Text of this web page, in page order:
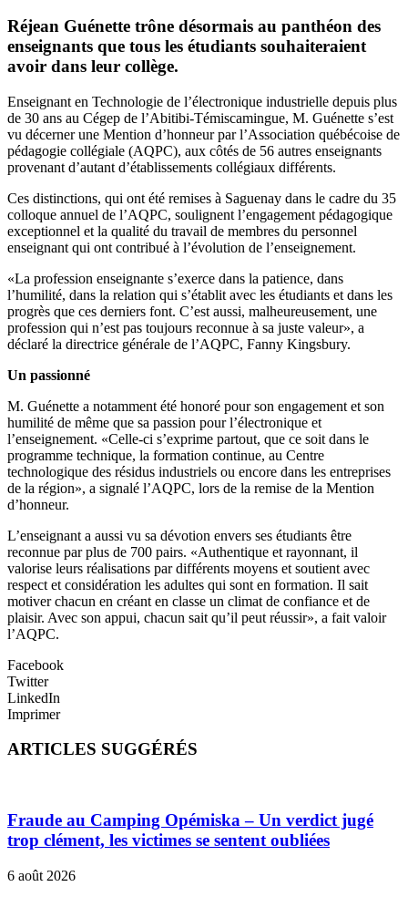
Réjean Guénette trône désormais au panthéon des
enseignants que tous les étudiants souhaiteraient
avoir dans leur collège.
Enseignant en Technologie de l’électronique industrielle depuis plus
de 30 ans au Cégep de l’Abitibi-Témiscamingue, M. Guénette s’est
vu décerner une Mention d’honneur par l’Association québécoise de
pédagogie collégiale (AQPC), aux côtés de 56 autres enseignants
provenant d’autant d’établissements collégiaux différents.
Ces distinctions, qui ont été remises à Saguenay dans le cadre du 35
colloque annuel de l’AQPC, soulignent l’engagement pédagogique
exceptionnel et la qualité du travail de membres du personnel
enseignant qui ont contribué à l’évolution de l’enseignement.
«La profession enseignante s’exerce dans la patience, dans
l’humilité, dans la relation qui s’établit avec les étudiants et dans les
progrès que ces derniers font. C’est aussi, malheureusement, une
profession qui n’est pas toujours reconnue à sa juste valeur», a
déclaré la directrice générale de l’AQPC, Fanny Kingsbury.
Un passionné
M. Guénette a notamment été honoré pour son engagement et son
humilité de même que sa passion pour l’électronique et
l’enseignement. «Celle-ci s’exprime partout, que ce soit dans le
programme technique, la formation continue, au Centre
technologique des résidus industriels ou encore dans les entreprises
de la région», a signalé l’AQPC, lors de la remise de la Mention
d’honneur.
L’enseignant a aussi vu sa dévotion envers ses étudiants être
reconnue par plus de 700 pairs. «Authentique et rayonnant, il
valorise leurs réalisations par différents moyens et soutient avec
respect et considération les adultes qui sont en formation. Il sait
motiver chacun en créant en classe un climat de confiance et de
plaisir. Avec son appui, chacun sait qu’il peut réussir», a fait valoir
l’AQPC.
Facebook
Twitter
LinkedIn
Imprimer
ARTICLES SUGGÉRÉS
Fraude au Camping Opémiska – Un verdict jugé
trop clément, les victimes se sentent oubliées
6 août 2026